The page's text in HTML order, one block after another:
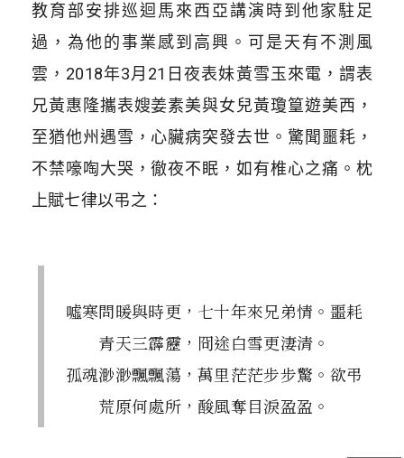
教育部安排巡迴馬來西亞講演時到他家駐足
過，為他的事業感到高興。可是天有不測風
雲，2018年3月21日夜表妹黃雪玉來電，謂表
兄黃惠隆攜表嫂姜素美與女兒黃瓊篁遊美西，
至猶他州遇雪，心臟病突發去世。驚聞噩耗，
不禁嚎啕大哭，徹夜不眠，如有椎心之痛。枕
上賦七律以弔之：
噓寒問暖與時更，七十年來兄弟情。噩耗
青天三霹靂，冏途白雪更淒清。
孤魂渺渺飄飄蕩，萬里茫茫步步驚。欲弔
荒原何處所，酸風奪目淚盈盈。